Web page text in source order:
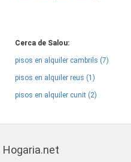
Cerca de Salou:
pisos en alquiler cambrils (7)
pisos en alquiler reus (1)
pisos en alquiler cunit (2)
Hogaria.net